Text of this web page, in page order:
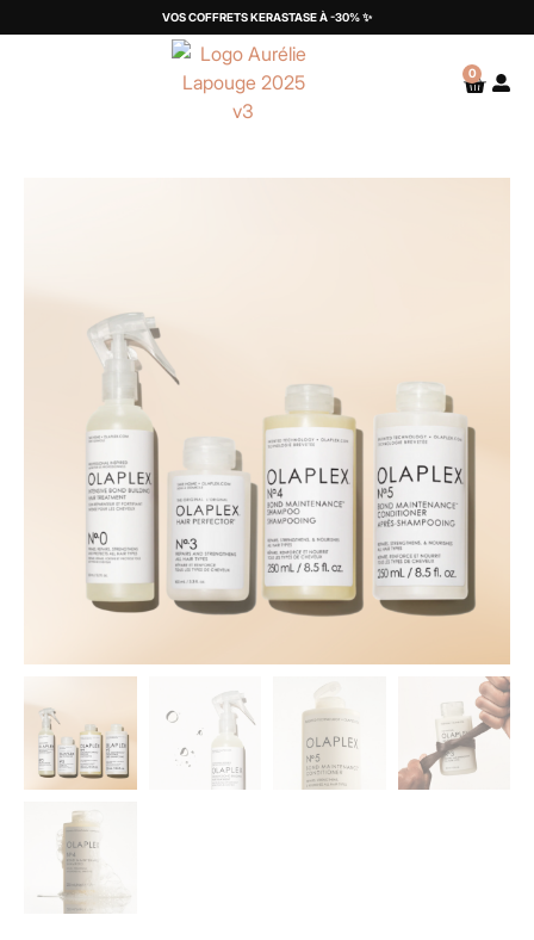
VOS COFFRETS KERASTASE À -30% ✨
0